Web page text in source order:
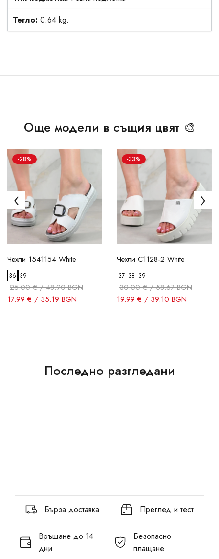
Тегло: 0.64 kg.
Още модели в същия цвят 🎨
-28%
Чехли 1541154 White
36 39
25.00 € / 48.90 BGN
17.99 € / 35.19 BGN
-33%
Чехли C1128-2 White
37 38 39
30.00 € / 58.67 BGN
19.99 € / 39.10 BGN
Последно разгледани
Бърза доставка Преглед и тест
Връщане до 14
дни
Безопасно
плащане